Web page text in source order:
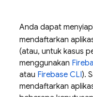
Anda dapat
mendaftarkan
(atau, untuk kasus
menggunakan
atau Firebase CLI).
mendaftarkan